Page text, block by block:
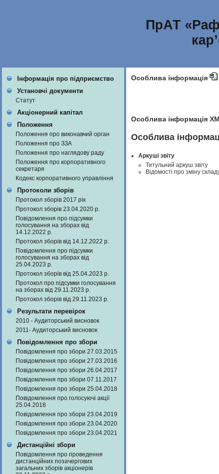
ПрАТ
Інформація про підприємство
Установчі документи
Статут
Акціонерний капітал
Положення
Положення про виконавчий орган
Положення про ЗЗА
Положення про наглядову раду
Положення про корпоративного
секретаря
Кодекс корпоративного управління
Протоколи зборів
Протокол зборів 2017 рік
Протокол зборів 23.04.2020 р.
Повідомлення про підсумки
голосування на зборах від
14.12.2022 р.
Протокол зборів від 14.12.2022 р.
Повідомлення про підсумки
голосування на зборах від
25.04.2023 р.
Протокол зборів від 25.04.2023 р.
Протокол про підсумки голосування
на зборах від 29.11.2023 р.
Протокол зборів від 29.11.2023 р.
Результати перевірок
2010 - Аудиторський висновок
2011- Аудиторський висновок
Повідомлення про збори
Повідомлення про збори 27.03.2015
Повідомлення про збори 27.03.2016
Повідомлення про збори 26.04.2017
Повідомлення про збори 07.11.2017
Повідомлення про збори 25.04.2018
Повідомлення про голосуючі акції
25.04.2018
Повідомлення про збори 23.04.2019
Повідомлення про збори 23.04.2020
Повідомлення про збори 23.04.2021
Дистанційні збори
Повідомлення про проведення
дистанційних позачергових
загальних зборів акціонерів
Особлива інформація
Особлива інформація
Особлива
Аркуші звіту
Титульний аркуш звіту
Відомості про зміну